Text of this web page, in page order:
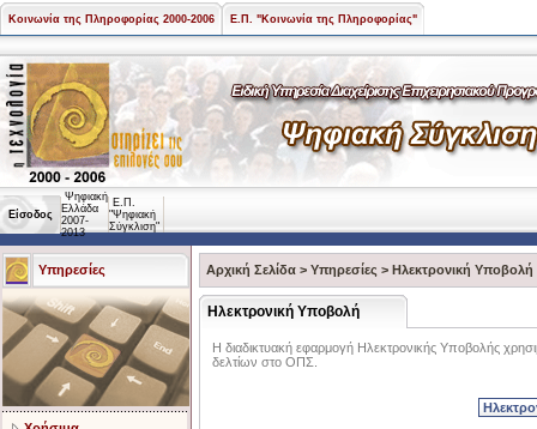
Κοινωνία της Πληροφορίας 2000-2006 Ε.Π. "Κοινωνία της Πληροφορίας"
Είσοδος
Ψηφιακή
Ελλάδα
2007-
2013
Ε.Π.
"Ψηφιακή
Σύγκλιση"
Υπηρεσίες Αρχική Σελίδα > Υπηρεσίες > Ηλεκτρονική Υποβολή
Ηλεκτρονική Υποβολή
Η διαδικτυακή εφαρμογή Ηλεκτρονικής Υποβολής
δελτίων στο ΟΠΣ.